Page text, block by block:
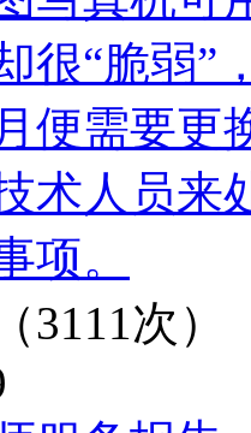
很“脆弱”
便需要更
术人员来
项。
3111次）